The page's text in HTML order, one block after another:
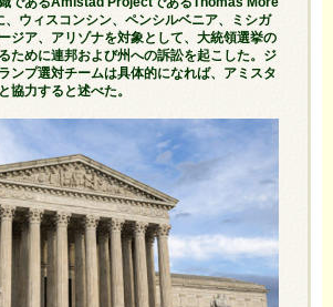
ウィスコンシン、ペンシルベニア、ミシガ
ジア、アリゾナを対象として、大統領選挙の
ために連邦および州への訴訟を起こした。ジ
ンプ選対チームは具体的になれば、アミスタ
協力すると述べた。